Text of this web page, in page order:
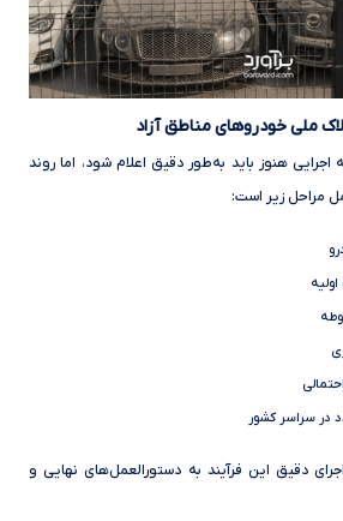
ملی خودروهای مناطق آزاد
اجرایی هنوز باید به‌طور دقیق اعلام شود، اما روند
مراحل زیر است:
در سراسر کشور
دقیق این فرآیند به دستورالعمل‌های نهایی و